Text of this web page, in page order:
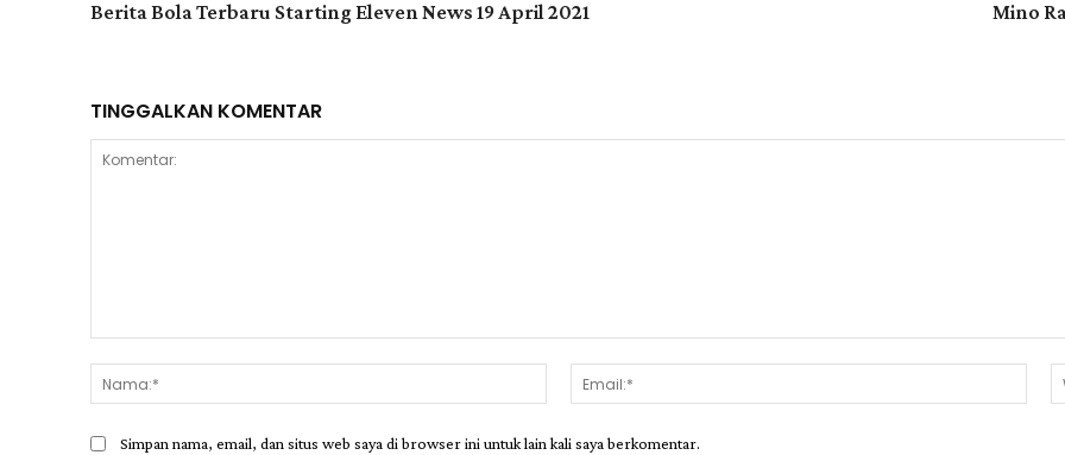
Berita Bola Terbaru Starting Eleven News 19 April 2021 Mino
TINGGALKAN KOMENTAR
Nama:*
Simpan nama, email, dan situs web saya di browser ini untuk lain kali saya berkomentar.